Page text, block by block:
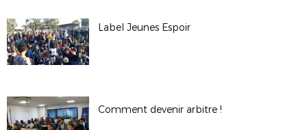
Label Jeunes Espoir
Comment devenir arbitre !